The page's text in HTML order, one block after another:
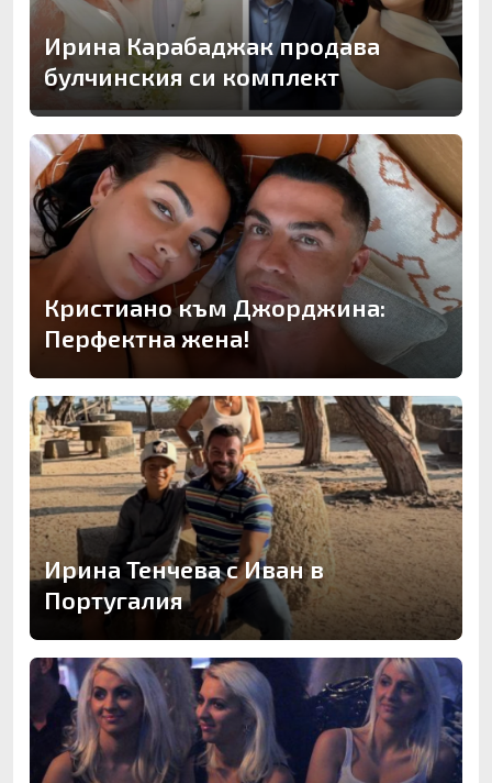
Ирина Карабаджак продава
булчинския си комплект
Кристиано към Джорджина:
Перфектна жена!
Ирина Тенчева с Иван в
Португалия